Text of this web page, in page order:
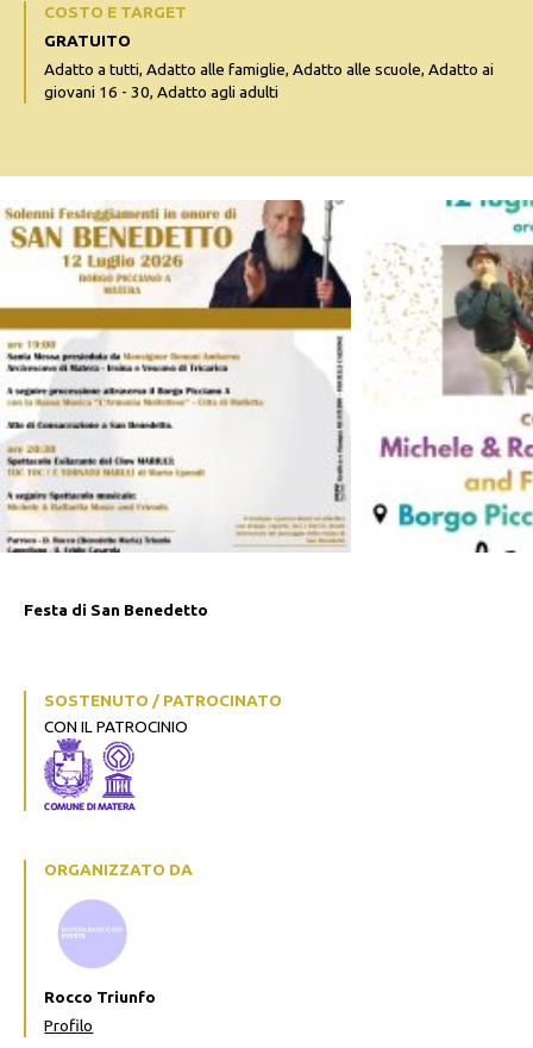
Festa di San Benedetto
SOSTENUTO / PATROCINATO
CON IL PATROCINIO
ORGANIZZATO DA
Rocco Triunfo
Profilo
COSTO E TARGET
GRATUITO
Adatto a tutti, Adatto alle famiglie, Adatto alle scuole, Adatto ai
giovani 16 - 30, Adatto agli adulti